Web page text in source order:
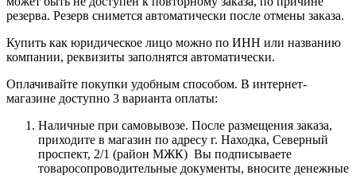
резерва. Резерв снимется автоматически после отмены заказа.
Купить как юридическое лицо можно по ИНН или названию
компании, реквизиты заполнятся автоматически.
Оплачивайте покупки удобным способом. В интернет-
магазине доступно 3 варианта оплаты:
Наличные при самовывозе. После размещения заказа,
приходите в магазин по адресу г. Находка, Северный
проспект, 2/1 (район МЖК) Вы подписываете
товаросопроводительные документы, вносите денежные